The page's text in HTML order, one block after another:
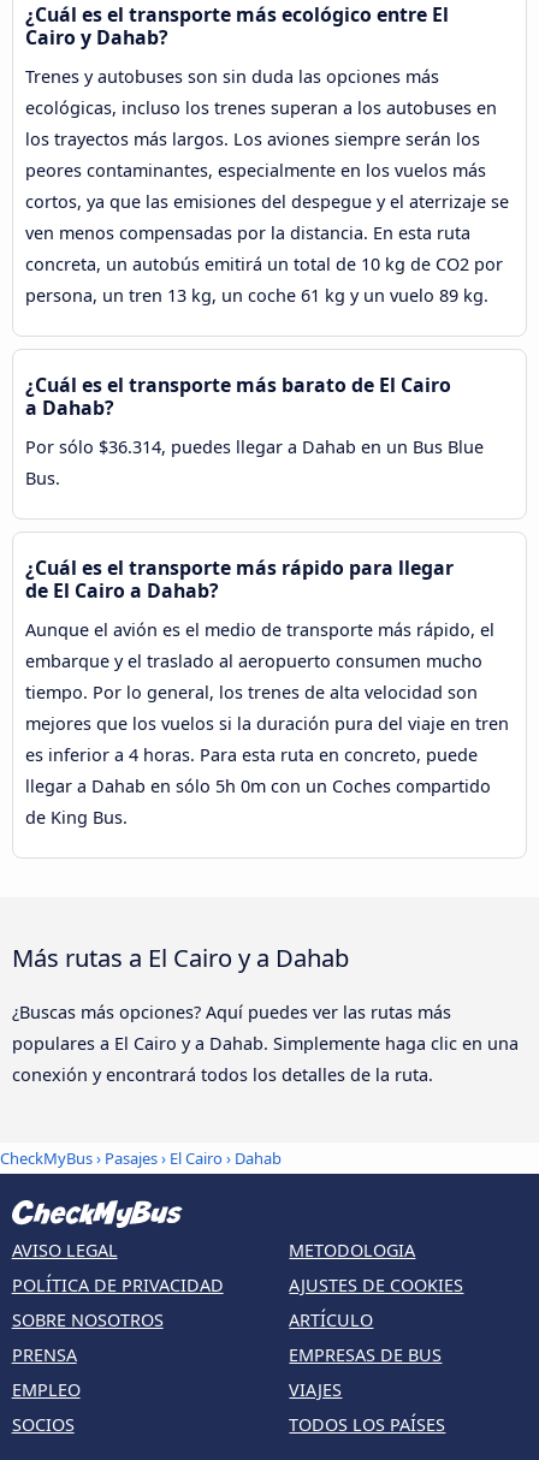
¿Cuál es el transporte más ecológico entre El
Cairo y Dahab?
Trenes y autobuses son sin duda las opciones más
ecológicas, incluso los trenes superan a los autobuses en
los trayectos más largos. Los aviones siempre serán los
peores contaminantes, especialmente en los vuelos más
cortos, ya que las emisiones del despegue y el aterrizaje se
ven menos compensadas por la distancia. En esta ruta
concreta, un autobús emitirá un total de 10 kg de CO2 por
persona, un tren 13 kg, un coche 61 kg y un vuelo 89 kg.
¿Cuál es el transporte más barato de El Cairo
a Dahab?
Por sólo $36.314, puedes llegar a Dahab en un Bus Blue
Bus.
¿Cuál es el transporte más rápido para llegar
de El Cairo a Dahab?
Aunque el avión es el medio de transporte más rápido, el
embarque y el traslado al aeropuerto consumen mucho
tiempo. Por lo general, los trenes de alta velocidad son
mejores que los vuelos si la duración pura del viaje en tren
es inferior a 4 horas. Para esta ruta en concreto, puede
llegar a Dahab en sólo 5h 0m con un Coches compartido
de King Bus.
Más rutas a El Cairo y a Dahab
¿Buscas más opciones? Aquí puedes ver las rutas más
populares a El Cairo y a Dahab. Simplemente haga clic en una
conexión y encontrará todos los detalles de la ruta.
CheckMyBus› Pasajes› El Cairo› Dahab
AVISO LEGAL
POLÍTICA DE PRIVACIDAD
SOBRE NOSOTROS
PRENSA
EMPLEO
SOCIOS
METODOLOGIA
AJUSTES DE COOKIES
ARTÍCULO
EMPRESAS DE BUS
VIAJES
TODOS LOS PAÍSES